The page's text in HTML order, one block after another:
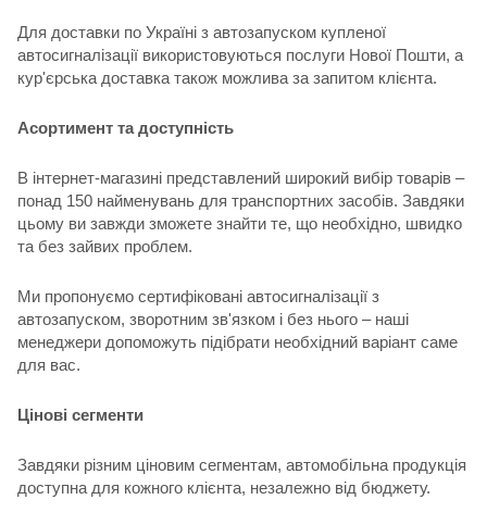
Для доставки по Україні з автозапуском купленої
автосигналізації використовуються послуги Нової Пошти, а
кур'єрська доставка також можлива за запитом клієнта.
Асортимент та доступність
В інтернет-магазині представлений широкий вибір товарів –
понад 150 найменувань для транспортних засобів. Завдяки
цьому ви завжди зможете знайти те, що необхідно, швидко
та без зайвих проблем.
Ми пропонуємо сертифіковані автосигналізації з
автозапуском, зворотним зв'язком і без нього – наші
менеджери допоможуть підібрати необхідний варіант саме
для вас.
Цінові сегменти
Завдяки різним ціновим сегментам, автомобільна продукція
доступна для кожного клієнта, незалежно від бюджету.